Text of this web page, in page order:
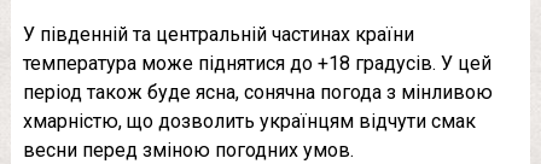
У південній та центральній частинах країни
температура може піднятися до +18 градусів. У цей
період також буде ясна, сонячна погода з мінливою
хмарністю, що дозволить українцям відчути смак
весни перед зміною погодних умов.